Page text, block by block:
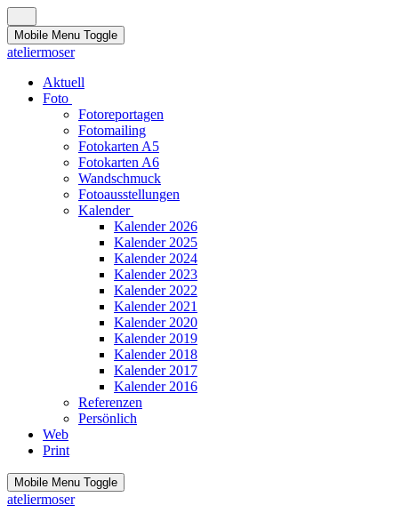
Mobile Menu Toggle
ateliermoser
Aktuell
Foto
Fotoreportagen
Fotomailing
Fotokarten A5
Fotokarten A6
Wandschmuck
Fotoausstellungen
Kalender
Kalender 2026
Kalender 2025
Kalender 2024
Kalender 2023
Kalender 2022
Kalender 2021
Kalender 2020
Kalender 2019
Kalender 2018
Kalender 2017
Kalender 2016
Referenzen
Persönlich
Web
Print
Mobile Menu Toggle
ateliermoser